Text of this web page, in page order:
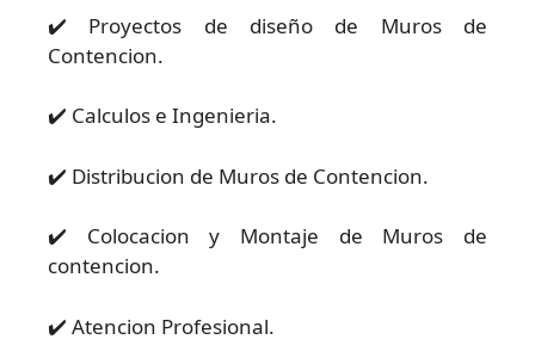
✔️ Proyectos de diseño de Muros de
Contencion.
✔️ Calculos e Ingenieria.
✔️ Distribucion de Muros de Contencion.
✔️ Colocacion y Montaje de Muros de
contencion.
✔️ Atencion Profesional.